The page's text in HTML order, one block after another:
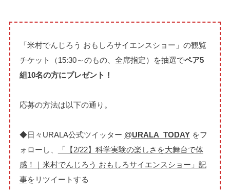
「米村でんじろう おもしろサイエンスショー」の観覧
チケット（15:30～のもの、全席指定）を抽選でペア5
組10名の方にプレゼント！
応募の方法は以下の通り。
◆日々URALA公式ツイッター @URALA_TODAYをフ
ォローし、
「【2/22】科学実験の楽しさを大舞台で体
感！｜米村でんじろう おもしろサイエンスショー」記
事をリツイートする